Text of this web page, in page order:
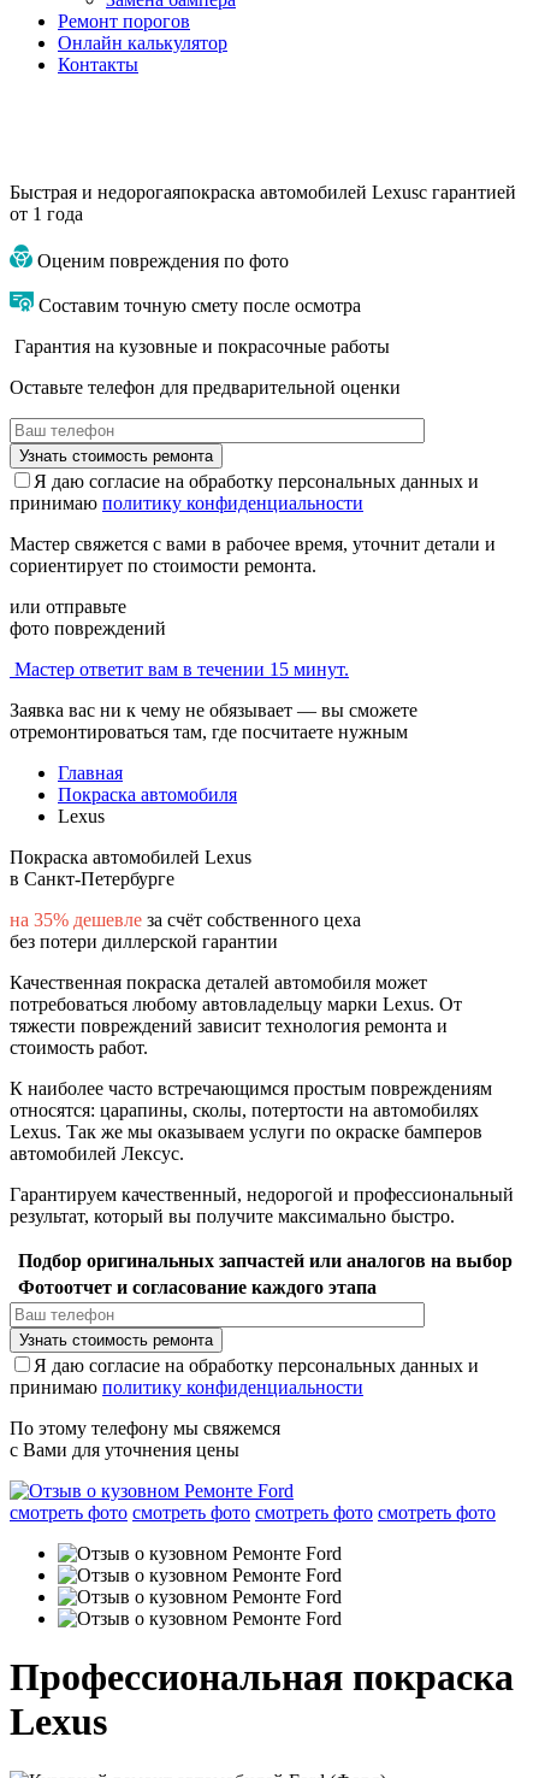
Ремонт порогов
Онлайн калькулятор
Контакты
Быстрая и недорогаяпокраска автомобилей Lexusс гарантией
от 1 года
Оценим повреждения по фото
Составим точную смету после осмотра
Гарантия на кузовные и покрасочные работы
Оставьте телефон для предварительной оценки
Я даю согласие на обработку персональных данных и
принимаю политику конфиденциальности
Мастер свяжется с вами в рабочее время, уточнит детали и
сориентирует по стоимости ремонта.
или отправьте
фото повреждений
Мастер ответит вам в течении 15 минут.
Заявка вас ни к чему не обязывает — вы сможете
отремонтироваться там, где посчитаете нужным
Главная
Покраска автомобиля
Lexus
Покраска автомобилей Lexus
в Санкт-Петербурге
на 35% дешевле за счёт собственного цеха
без потери диллерской гарантии
Качественная покраска деталей автомобиля может
потребоваться любому автовладельцу марки Lexus. От
тяжести повреждений зависит технология ремонта и
стоимость работ.
К наиболее часто встречающимся простым повреждениям
относятся: царапины, сколы, потертости на автомобилях
Lexus. Так же мы оказываем услуги по окраске бамперов
автомобилей Лексус.
Гарантируем качественный, недорогой и профессиональный
результат, который вы получите максимально быстро.
Подбор оригинальных запчастей или аналогов на выбор
Фотоотчет и согласование каждого этапа
Я даю согласие на обработку персональных данных и
принимаю политику конфиденциальности
По этому телефону мы свяжемся
с Вами для уточнения цены
смотреть фото смотреть фото смотреть фото смотреть фото
Профессиональная покраска
Lexus